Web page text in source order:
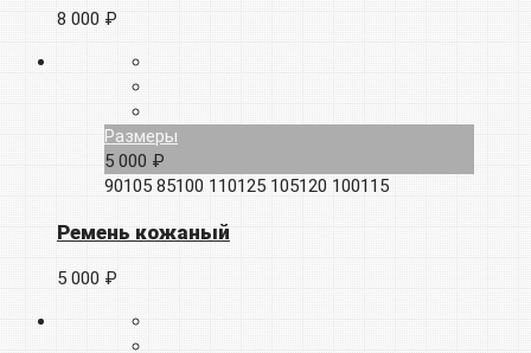
8 000 ₽
Размеры
5 000 ₽
90105 85100 110125 105120 100115
Ремень кожаный
5 000 ₽